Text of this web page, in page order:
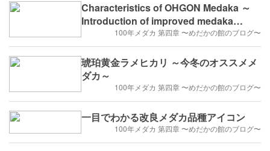
Characteristics of OHGON Medaka ～
Introduction of improved medaka
varieties～ 黄金メダカの特徴 ～改良メダ
カの品種紹介～
100年メダカ 第四章 〜めだかの館のブログ〜
琥珀黄金ラメヒカリ ～今冬のオススメメ
ダカ～
100年メダカ 第四章 〜めだかの館のブログ〜
一目でわかる改良メダカ品種アイコン
100年メダカ 第四章 〜めだかの館のブログ〜